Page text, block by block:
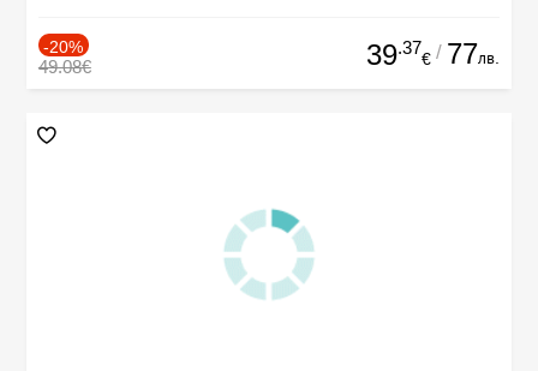
-20%
49.08€ 39.37
€ / 77лв.